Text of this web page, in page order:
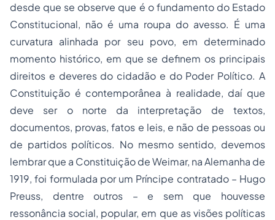
desde que se observe que é o fundamento do Estado
Constitucional, não é uma roupa do avesso. É uma
curvatura alinhada por seu povo, em determinado
momento histórico, em que se definem os principais
direitos e deveres do cidadão e do Poder Político. A
Constituição é contemporânea à realidade, daí que
deve ser o norte da interpretação de textos,
documentos, provas, fatos e leis, e não de pessoas ou
de partidos políticos. No mesmo sentido, devemos
lembrar que a Constituição de Weimar, na Alemanha de
1919, foi formulada por um Príncipe contratado – Hugo
Preuss, dentre outros – e sem que houvesse
ressonância social, popular, em que as visões políticas